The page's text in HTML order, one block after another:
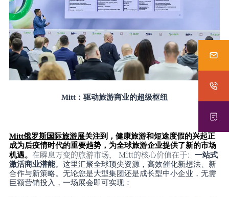
Mitt：驱动旅游商业的超级枢纽
Mitt俄罗斯国际旅游展关注到，健康旅游和短途度假的兴起正
成为后疫情时代的重要趋势，为全球旅游企业提供了新的市场
机遇。 在瞬息万变的旅游市场， Mitt的核心价值在于：
一站式
激活商业潜能。这里汇聚全球顶尖资源，高效催化新想法、新
合作与新策略。无论您是大型集团还是成长型中小企业，无需
巨额营销投入，一场展会即可实现：